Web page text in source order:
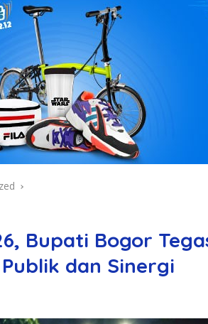
Bupati Bogor
dan Sinergi